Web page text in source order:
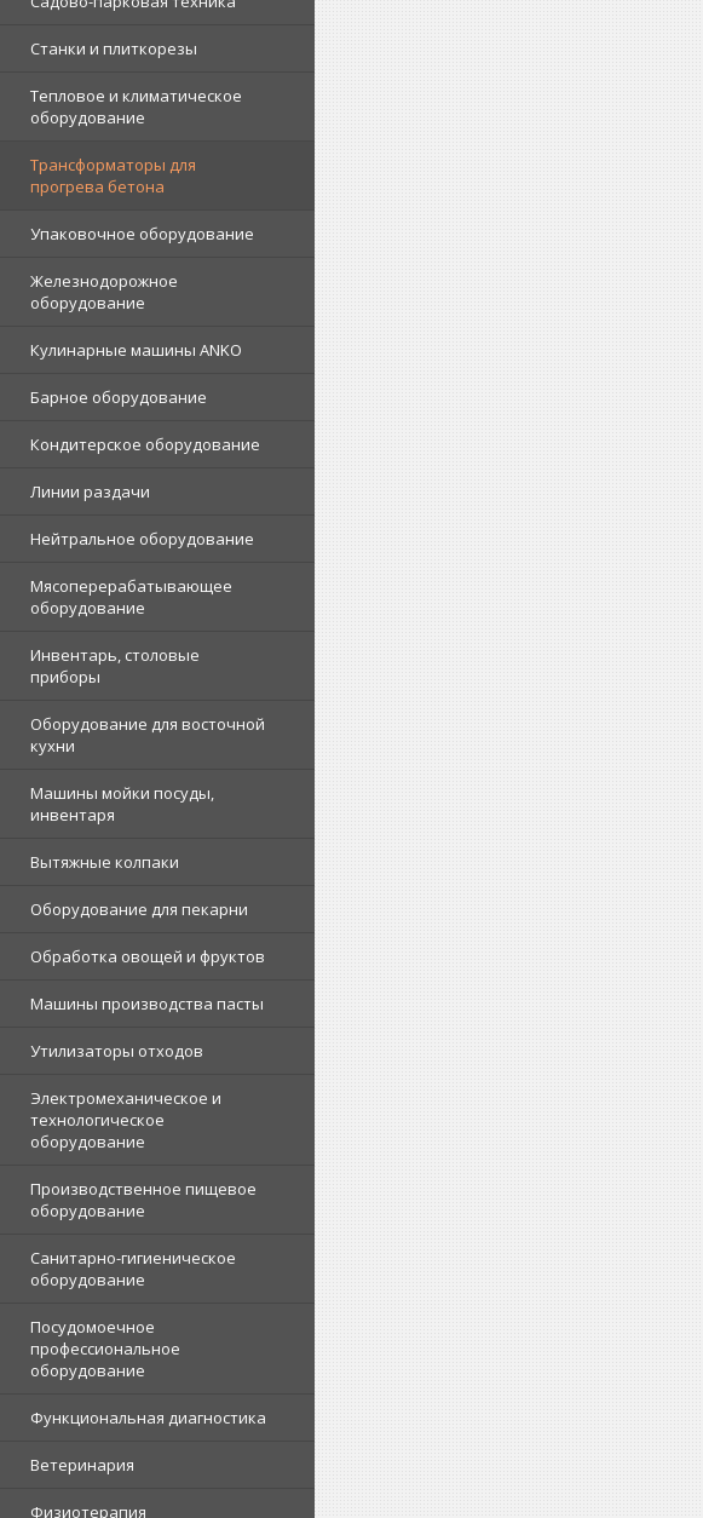
Станки и плиткорезы
Тепловое и климатическое
оборудование
Трансформаторы для
прогрева бетона
Упаковочное оборудование
Железнодорожное
оборудование
Кулинарные машины ANKO
Барное оборудование
Кондитерское оборудование
Линии раздачи
Нейтральное оборудование
Мясоперерабатывающее
оборудование
Инвентарь, столовые
приборы
Оборудование для восточной
кухни
Машины мойки посуды,
инвентаря
Вытяжные колпаки
Оборудование для пекарни
Обработка овощей и фруктов
Машины производства пасты
Утилизаторы отходов
Электромеханическое и
технологическое
оборудование
Производственное пищевое
оборудование
Санитарно-гигиеническое
оборудование
Посудомоечное
профессиональное
оборудование
Функциональная диагностика
Ветеринария
Физиотерапия